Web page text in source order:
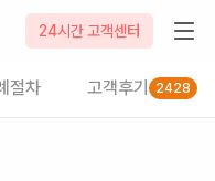
24시간 고객센터
절차 고객후기 2428